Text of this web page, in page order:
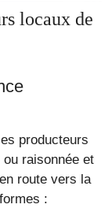
locaux de
producteurs
ou raisonnée et
route vers la
: